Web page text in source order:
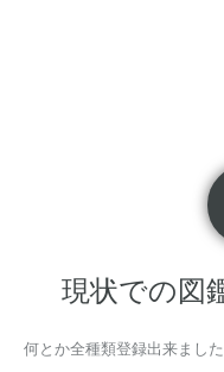
現状での図
何とか全種類登録出来ました